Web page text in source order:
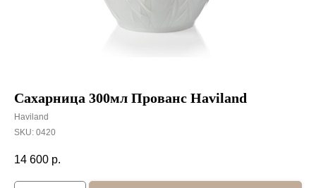
Сахарница 300мл Прованс Haviland
Haviland
SKU: 0420
14 600 р.